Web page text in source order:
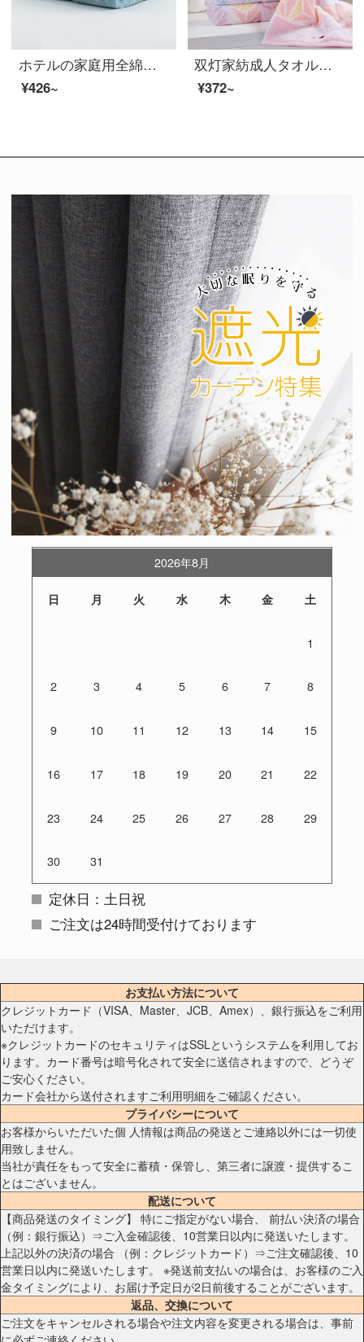
ホテルの家庭用全綿バスタオル全綿子供用タオル吸水速乾成人美容院タオル毛布男女カップル大バスタオル厚い快適な青灰色80*140 cm
¥426~
双灯家紡成人タオルは肌に強く、吸水性が強く、顔タオルは快適で柔らかいです。新疆長棉純綿の清潔なタオルは家庭用に厚いティッシュ粉を使います。
¥372~
2026年8月
日 月 火 水 木 金 土
1
2 3 4 5 6 7 8
9 10 11 12 13 14 15
16 17 18 19 20 21 22
23 24 25 26 27 28 29
30 31
定休日：土日祝
ご注文は24時間受付けております
お支払い方法について
クレジットカード（VISA、Master、JCB、Amex）、銀行振込をご利用
いただけます。
※クレジットカードのセキュリティはSSLというシステムを利用してお
ります。カード番号は暗号化されて安全に送信されますので、どうぞ
ご安心ください。
カード会社から送付されますご利用明細をご確認ください。
プライバシーについて
お客様からいただいた個 人情報は商品の発送とご連絡以外には一切使
用致しません。
当社が責任をもって安全に蓄積・保管し、第三者に譲渡・提供するこ
とはございません。
配送について
【商品発送のタイミング】 特にご指定がない場合、 前払い決済の場合
（例：銀行振込）⇒ご入金確認後、10営業日以内に発送いたします。
上記以外の決済の場合 （例：クレジットカード）⇒ご注文確認後、10
営業日以内に発送いたします。 ※発送前支払いの場合は、お客様のご入
金タイミングにより、お届け予定日が2日前後することがございます。
返品、交換について
ご注文をキャンセルされる場合や注文内容を変更される場合は、事前